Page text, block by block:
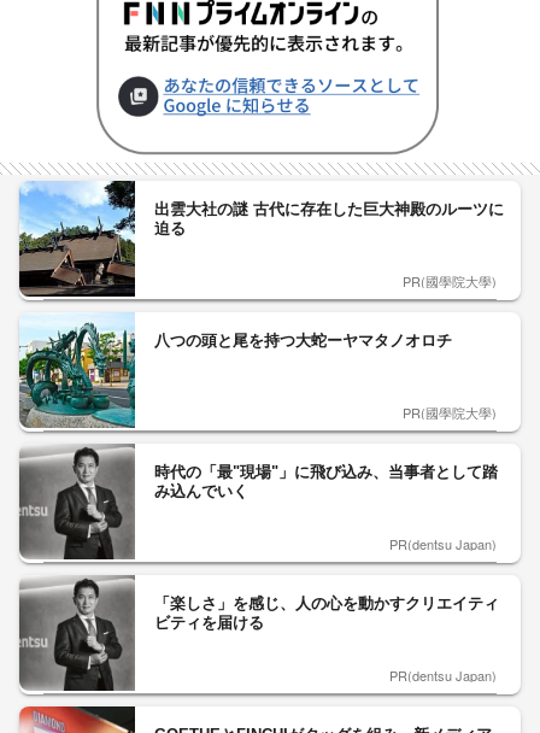
出雲大社の謎 古代に存在した巨大神殿のルーツに
迫る
PR(國學院大學)
八つの頭と尾を持つ大蛇ーヤマタノオロチ
PR(國學院大學)
時代の「最"現場"」に飛び込み、当事者として踏
み込んでいく
PR(dentsu Japan)
「楽しさ」を感じ、人の心を動かすクリエイティ
ビティを届ける
PR(dentsu Japan)